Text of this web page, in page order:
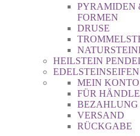
PYRAMIDEN
FORMEN
DRUSE
HEILSTEIN
EDELSTEINSEIFEN
MEIN KONTO
FÜR
BEZAHLUNG
VERSAND
RÜCKGABE